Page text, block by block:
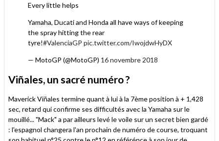
Every little helps
Yamaha, Ducati and Honda all have ways of keeping
the spray hitting the rear
tyre!#ValenciaGP pic.twitter.com/IwojdwHyDX
— MotoGP (@MotoGP) 16 novembre 2018
Viñales, un sacré numéro ?
Maverick Viñales termine quant à lui à la 7ème position à + 1,428
sec, retard qui confirme ses difficultés avec la Yamaha sur le
mouillé... "Mack" a par ailleurs levé le voile sur un secret bien gardé
: l'espagnol changera l'an prochain de numéro de course, troquant